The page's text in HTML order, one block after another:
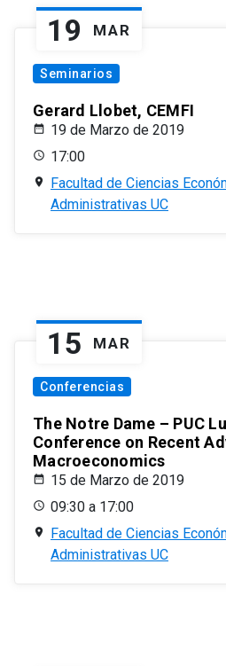
19 MAR
Seminarios
Gerard Llobet, CEMFI
19 de Marzo de 2019
17:00
Facultad de Ciencias
Administrativas UC
15 MAR
Conferencias
The Notre Dame – PUC
Conference on Recent
Macroeconomics
15 de Marzo de 2019
09:30 a 17:00
Facultad de Ciencias
Administrativas UC